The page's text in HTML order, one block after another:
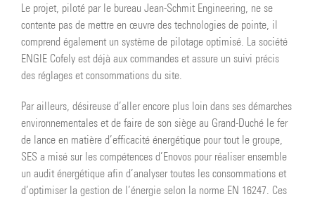
Le projet, piloté par le bureau Jean-Schmit Engineering, ne se
contente pas de mettre en œuvre des technologies de pointe, il
comprend également un système de pilotage optimisé. La société
ENGIE Cofely est déjà aux commandes et assure un suivi précis
des réglages et consommations du site.
Par ailleurs, désireuse d’aller encore plus loin dans ses démarches
environnementales et de faire de son siège au Grand-Duché le fer
de lance en matière d’efficacité énergétique pour tout le groupe,
SES a misé sur les compétences d’Enovos pour réaliser ensemble
un audit énergétique afin d’analyser toutes les consommations et
d’optimiser la gestion de l’énergie selon la norme EN 16247. Ces